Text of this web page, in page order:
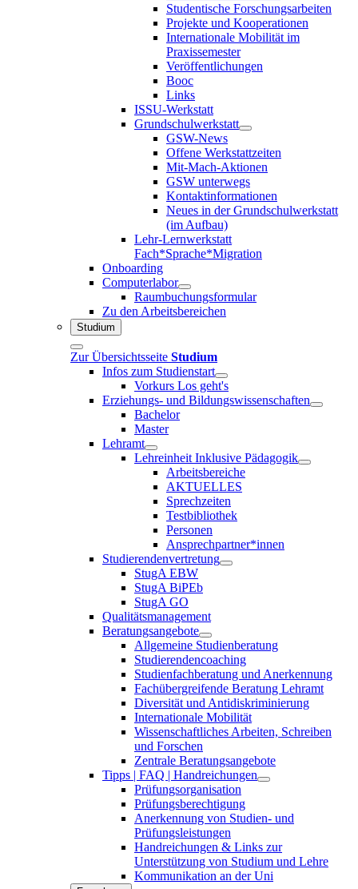
Studentische Forschungsarbeiten
Projekte und Kooperationen
Internationale Mobilität im
Praxissemester
Veröffentlichungen
Booc
Links
ISSU-Werkstatt
Grundschulwerkstatt
GSW-News
Offene Werkstattzeiten
Mit-Mach-Aktionen
GSW unterwegs
Kontaktinformationen
Neues in der Grundschulwerkstatt
(im Aufbau)
Lehr-Lernwerkstatt
Fach*Sprache*Migration
Onboarding
Computerlabor
Raumbuchungsformular
Zu den Arbeitsbereichen
Studium
Zur Übersichtsseite Studium
Infos zum Studienstart
Vorkurs Los geht's
Erziehungs- und Bildungswissenschaften
Bachelor
Master
Lehramt
Lehreinheit Inklusive Pädagogik
Arbeitsbereiche
AKTUELLES
Sprechzeiten
Testbibliothek
Personen
Ansprechpartner*innen
Studierendenvertretung
StugA EBW
StugA BiPEb
StugA GO
Qualitätsmanagement
Beratungsangebote
Allgemeine Studienberatung
Studierendencoaching
Studienfachberatung und Anerkennung
Fachübergreifende Beratung Lehramt
Diversität und Antidiskriminierung
Internationale Mobilität
Wissenschaftliches Arbeiten, Schreiben
und Forschen
Zentrale Beratungsangebote
Tipps | FAQ | Handreichungen
Prüfungsorganisation
Prüfungsberechtigung
Anerkennung von Studien- und
Prüfungsleistungen
Handreichungen & Links zur
Unterstützung von Studium und Lehre
Kommunikation an der Uni